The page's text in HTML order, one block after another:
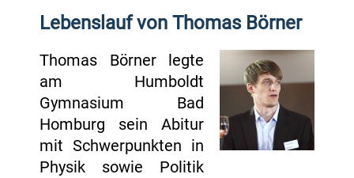
Lebenslauf von Thomas Börner
Thomas Börner legte
am Humboldt
Gymnasium Bad
Homburg sein Abitur
mit Schwerpunkten in
Physik sowie Politik